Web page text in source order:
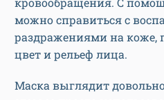
можно справиться с
раздражениями на коже,
цвет и рельеф лица.
Маска выглядит